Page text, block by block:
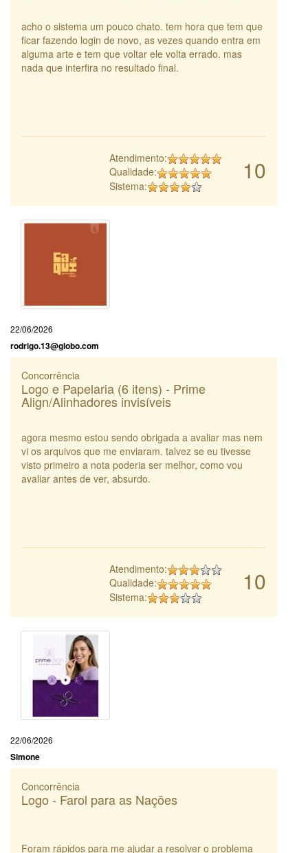
acho o sistema um pouco chato. tem hora que tem que
ficar fazendo login de novo, as vezes quando entra em
alguma arte e tem que voltar ele volta errado. mas
nada que interfira no resultado final.
10
Atendimento:
Qualidade:
Sistema:
22/06/2026
rodrigo.13@globo.com
Concorrência
Logo e Papelaria (6 itens) - Prime
Align/Alinhadores invisíveis
agora mesmo estou sendo obrigada a avaliar mas nem
vi os arquivos que me enviaram. talvez se eu tivesse
visto primeiro a nota poderia ser melhor, como vou
avaliar antes de ver, absurdo.
10
Atendimento:
Qualidade:
Sistema:
22/06/2026
Simone
Concorrência
Logo - Farol para as Nações
Foram rápidos para me ajudar a resolver o problema